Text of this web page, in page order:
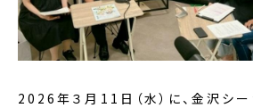
2026年３月11日（水）に、金沢シー